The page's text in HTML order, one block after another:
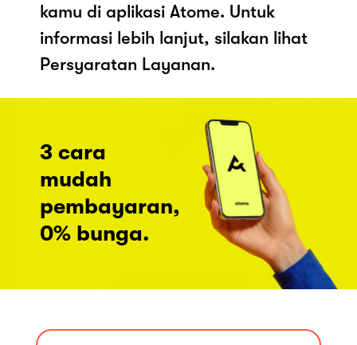
kamu di aplikasi Atome. Untuk
informasi lebih lanjut, silakan lihat
Persyaratan Layanan.
3 cara
mudah
pembayaran,
0% bunga.